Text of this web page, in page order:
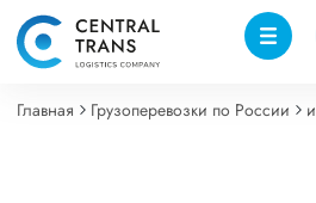
Главная Грузоперевозки по России